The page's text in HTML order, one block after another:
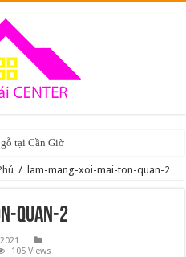
tại Cần Giờ
/ lam-mang-xoi-mai-ton-quan-2
quan-2
105 Views